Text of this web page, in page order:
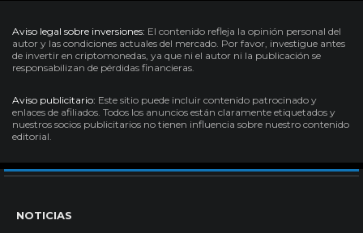
Aviso legal sobre inversiones: El contenido refleja la opinión personal del
autor y las condiciones actuales del mercado. Por favor, investigue antes
de invertir en criptomonedas, ya que ni el autor ni la publicación se
responsabilizan de pérdidas financieras.
Aviso publicitario: Este sitio puede incluir contenido patrocinado y
enlaces de afiliados. Todos los anuncios están claramente etiquetados y
nuestros socios publicitarios no tienen influencia sobre nuestro contenido
editorial.
NOTICIAS